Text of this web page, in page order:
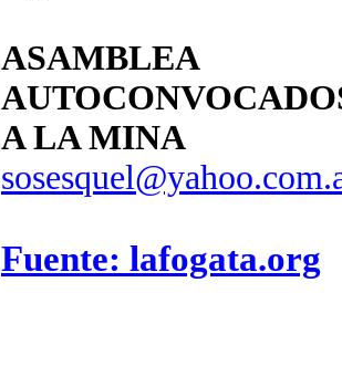
A LA MINA
Fuente: lafogata.org